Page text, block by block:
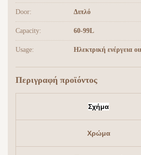
Door: Διπλό
Capacity: 60-99L
Usage: Ηλεκτρική ενέργεια
Περιγραφή προϊόντος
Σχήμα
Χρώμα